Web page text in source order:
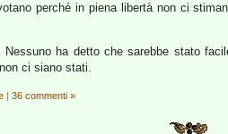
perché in piena libertà non ci
Nessuno ha detto che sarebbe stato
ci siano stati.
| 36 commenti »